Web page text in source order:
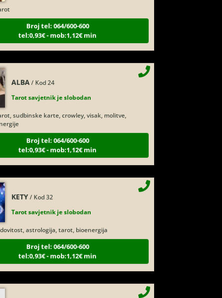
tel:0,93€ - mob:1,12€ min
ALBA/ Kod 24
Tarot savjetnik je slobodan
sudbinske karte, crowley, visak, molitve,
tel:0,93€ - mob:1,12€ min
KETY/ Kod 32
Tarot savjetnik je slobodan
astrologija, tarot, bioenergija
Broj tel: 064/600-600
tel:0,93€ - mob:1,12€ min
EVITA/ Kod 52